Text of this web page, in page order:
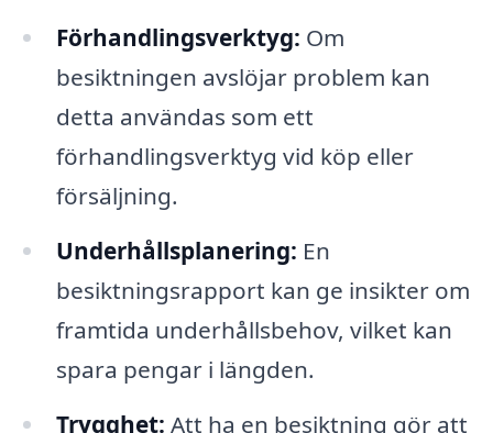
Förhandlingsverktyg: Om
besiktningen avslöjar problem kan
detta användas som ett
förhandlingsverktyg vid köp eller
försäljning.
Underhållsplanering: En
besiktningsrapport kan ge insikter om
framtida underhållsbehov, vilket kan
spara pengar i längden.
Trygghet: Att ha en besiktning gör att